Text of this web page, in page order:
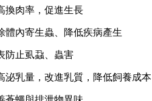
換肉率，促進生長
體內寄生蟲、降低疾病產生
防止虱蝨、蟲害
泌乳量，改進乳質，降低飼養成本